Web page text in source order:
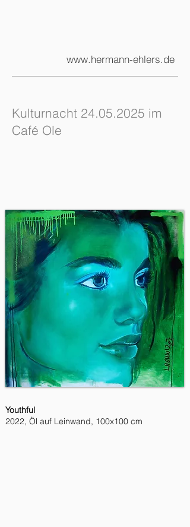
www.hermann-ehlers.de
Kulturnacht 24.05.2025 im
Café Ole
Youthful
2022, Öl auf Leinwand, 100x100 cm